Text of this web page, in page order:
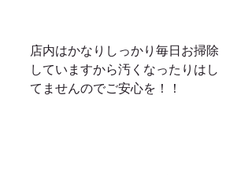
店内はかなりしっかり毎日お掃除
していますから汚くなったりはし
てませんのでご安心を！！